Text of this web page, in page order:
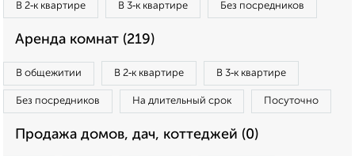
В 2‑к квартире В 3‑к квартире Без посредников
Аренда комнат (219)
В общежитии В 2‑к квартире В 3‑к квартире
Без посредников На длительный срок Посуточно
Продажа домов, дач, коттеджей (0)